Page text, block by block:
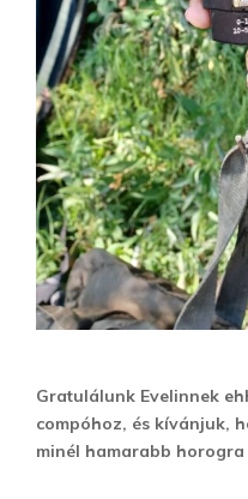
Gratulálunk Evelinnek
compóhoz, és kívánjuk,
minél hamarabb